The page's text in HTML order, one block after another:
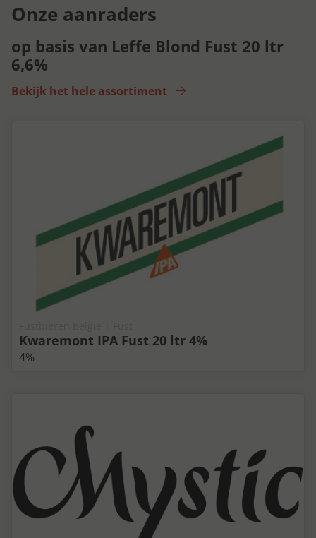
Onze aanraders
op basis van Leffe Blond Fust 20 ltr
6,6%
Bekijk het hele assortiment
Kwaremont IPA Fust 20 ltr 4%
4%